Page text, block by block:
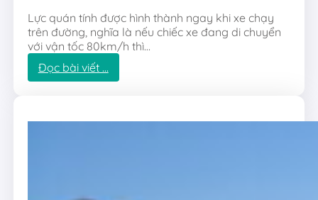
Lực quán tính được hình thành ngay khi xe chạy
trên đường, nghĩa là nếu chiếc xe đang di chuyển
với vận tốc 80km/h thì…
Đọc bài viết …:
T
k